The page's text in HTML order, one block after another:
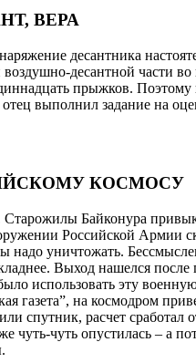
ВЕРА
десантника
воздушно-десантной части
прыжков.
выполнил задание на
КОСМОСУ
Байконура
Российской Армии
надо уничтожать.
Выход нашелся
использовать эту
газета”, на космодром
спутник, расчет
чуть-чуть опустилась – а